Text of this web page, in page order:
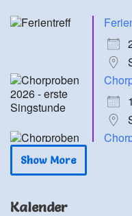
Show More
Kalender